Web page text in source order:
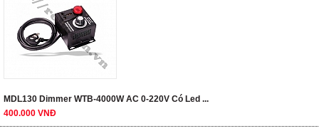
MDL130 Dimmer WTB-4000W AC 0-220V Có Led ...
400.000 VNĐ